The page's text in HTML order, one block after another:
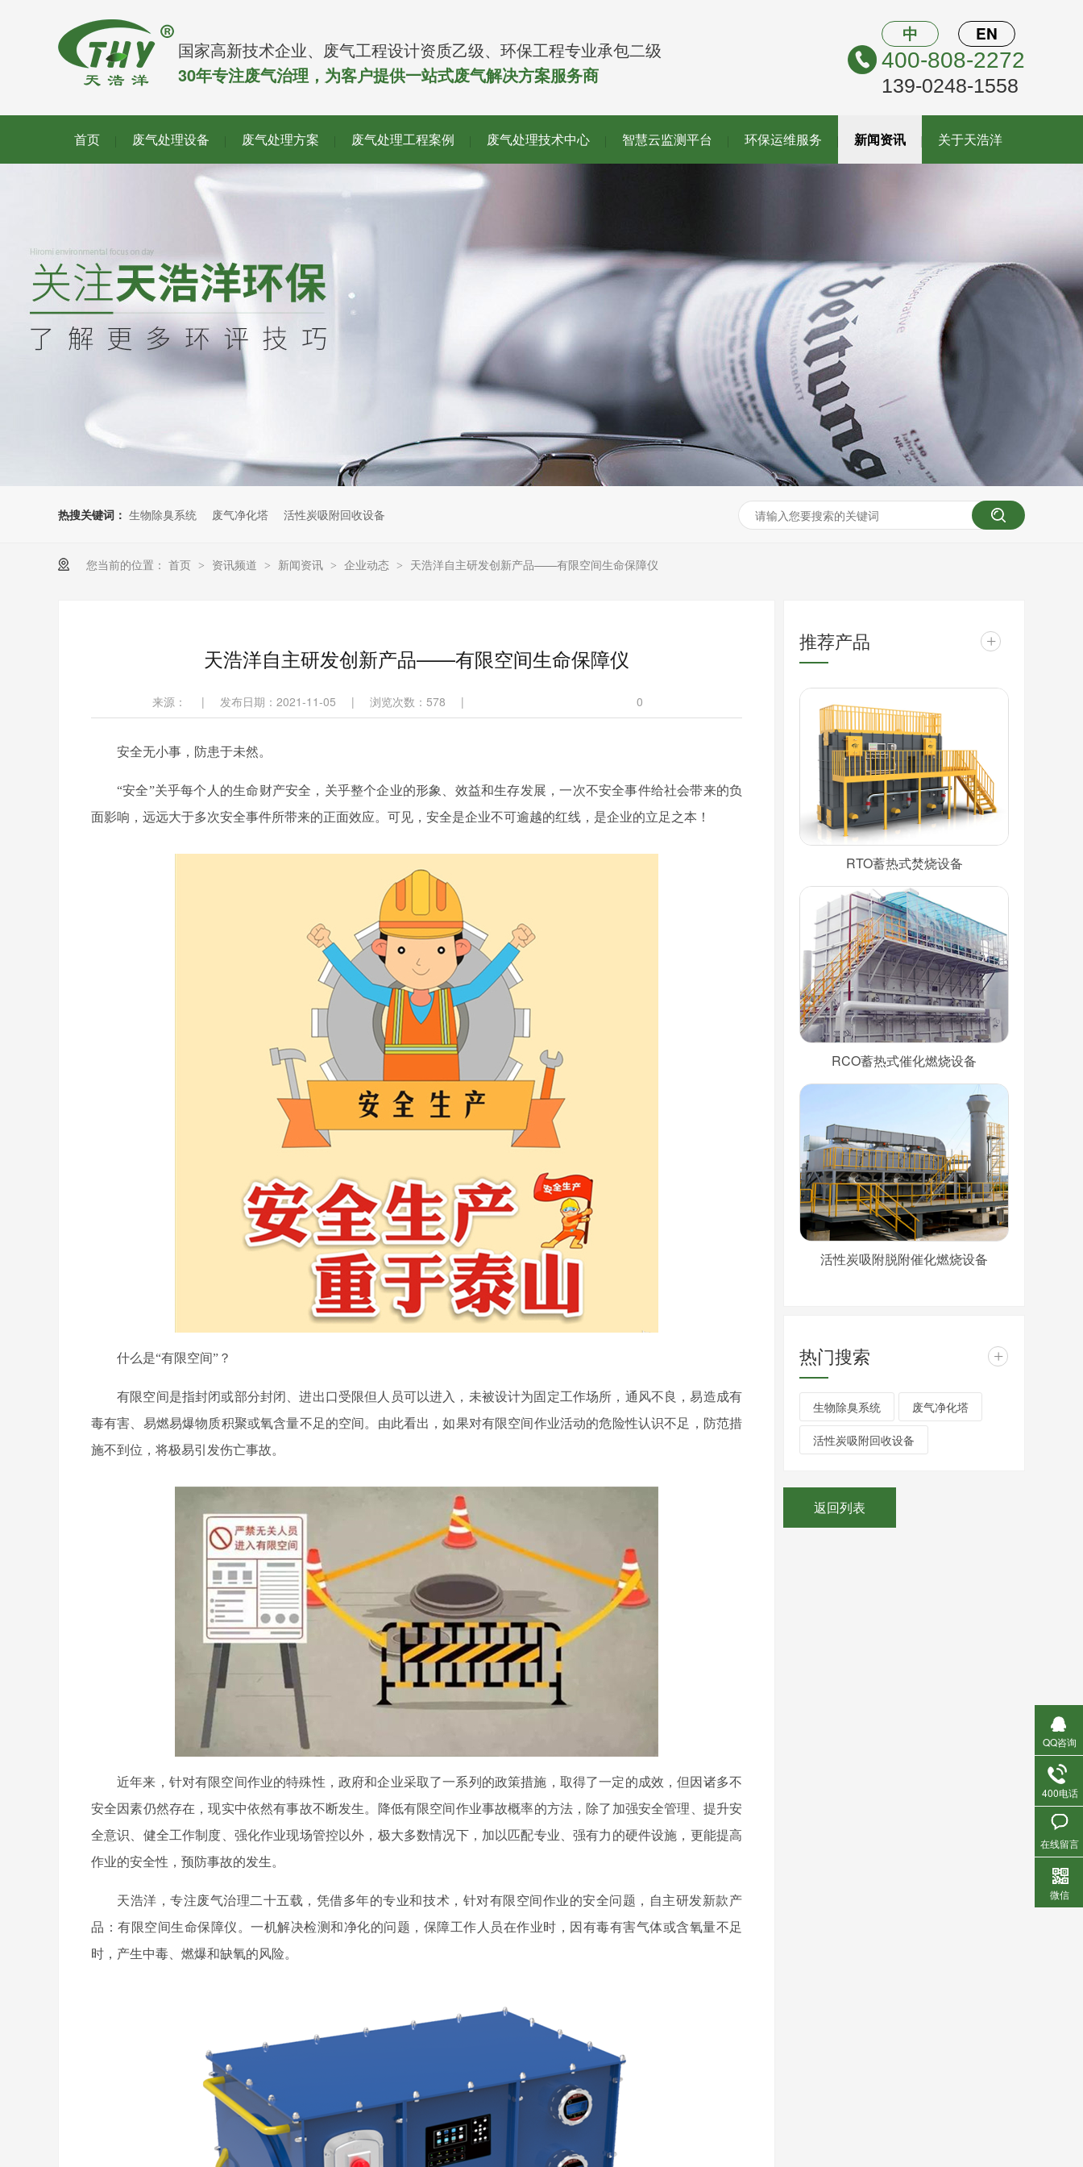
国家高新技术企业、废气工程设计资质乙级、环保工程专业承包二级
30年专注废气治理，为客户提供一站式废气解决方案服务商
中 EN
400-808-2272
139-0248-1558
首页 废气处理设备 废气处理方案 废气处理工程案例 废气处理技术中心 智慧云监测平台 环保运维服务 新闻资讯 关于天浩洋
热搜关键词： 生物除臭系统 废气净化塔 活性炭吸附回收设备
您当前的位置： 首页 > 资讯频道 > 新闻资讯 > 企业动态 > 天浩洋自主研发创新产品——有限空间生命保障仪
天浩洋自主研发创新产品——有限空间生命保障仪
来源： | 发布日期：2021-11-05 | 浏览次数： 578 | 0
安全无小事，防患于未然。
“安全”关乎每个人的生命财产安全，关乎整个企业的形象、效益和生存发展，一次不安全事件给社会带来的负
面影响，远远大于多次安全事件所带来的正面效应。可见，安全是企业不可逾越的红线，是企业的立足之本！
什么是“有限空间”？
有限空间是指封闭或部分封闭、进出口受限但人员可以进入，未被设计为固定工作场所，通风不良，易造成有
毒有害、易燃易爆物质积聚或氧含量不足的空间。由此看出，如果对有限空间作业活动的危险性认识不足，防范措
施不到位，将极易引发伤亡事故。
近年来，针对有限空间作业的特殊性，政府和企业采取了一系列的政策措施，取得了一定的成效，但因诸多不
安全因素仍然存在，现实中依然有事故不断发生。降低有限空间作业事故概率的方法，除了加强安全管理、提升安
全意识、健全工作制度、强化作业现场管控以外，极大多数情况下，加以匹配专业、强有力的硬件设施，更能提高
作业的安全性，预防事故的发生。
天浩洋，专注废气治理二十五载，凭借多年的专业和技术，针对有限空间作业的安全问题，自主研发新款产
品：有限空间生命保障仪。一机解决检测和净化的问题，保障工作人员在作业时，因有毒有害气体或含氧量不足
时，产生中毒、燃爆和缺氧的风险。
推荐产品 +
RTO蓄热式焚烧设备
RCO蓄热式催化燃烧设备
活性炭吸附脱附催化燃烧设备
热门搜索 +
生物除臭系统 废气净化塔
活性炭吸附回收设备
返回列表
QQ咨询
400电话
在线留言
微信